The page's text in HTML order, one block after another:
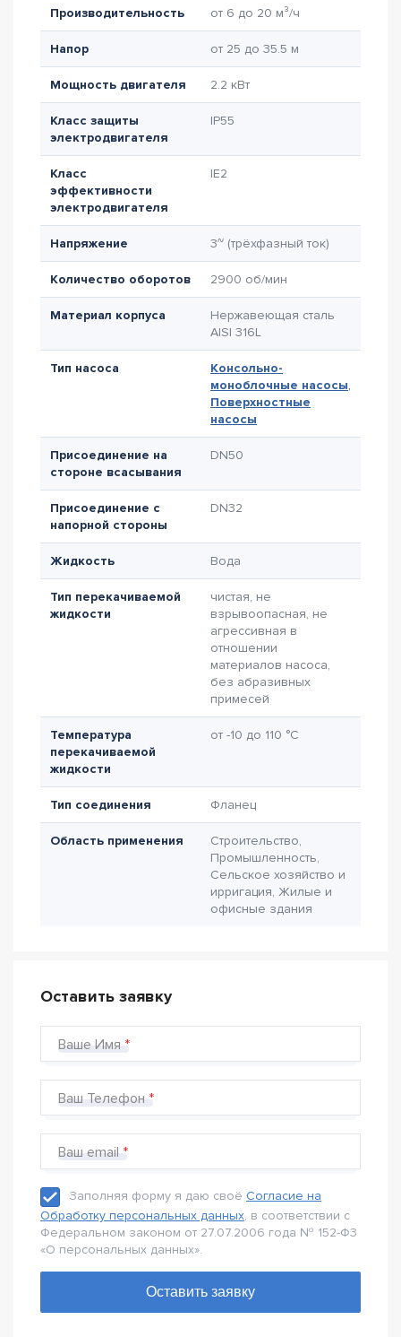
Производительность от 6 до 20 м³/ч
Напор от 25 до 35.5 м
Мощность двигателя 2.2 кВт
Класс защиты
электродвигателя
IP55
Класс
эффективности
электродвигателя
IE2
Напряжение 3~ (трёхфазный ток)
Количество оборотов 2900 об/мин
Материал корпуса
Нержавеющая сталь
AISI 316L
Тип насоса
Консольно-
моноблочные насосы,
Поверхностные
насосы
Присоединение на
стороне всасывания
DN50
Присоединение с
напорной стороны
DN32
Жидкость Вода
Тип перекачиваемой
жидкости
чистая, не
взрывоопасная, не
агрессивная в
отношении
материалов насоса,
без абразивных
примесей
Температура
перекачиваемой
жидкости
от -10 до 110 °C
Тип соединения Фланец
Область применения
Строительство,
Промышленность,
Сельское хозяйство и
ирригация, Жилые и
офисные здания
Оставить заявку
Ваше Имя
Ваш Телефон
Ваш email
Заполняя форму я даю своё Согласие на
Обработку персональных данных, в соответствии с
Федеральном законом от 27.07.2006 года № 152-Ф3
«О персональных данных».